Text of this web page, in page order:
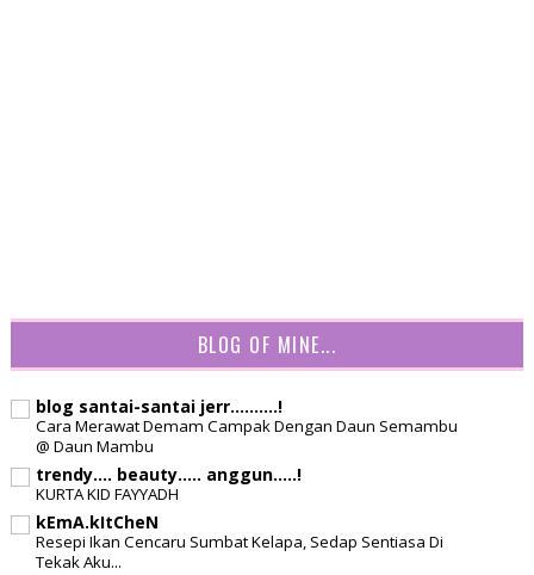
BLOG OF MINE...
blog santai-santai jerr..........!
Cara Merawat Demam Campak Dengan Daun Semambu
@ Daun Mambu
trendy.... beauty..... anggun.....!
KURTA KID FAYYADH
kEmA.kItCheN
Resepi Ikan Cencaru Sumbat Kelapa, Sedap Sentiasa Di
Tekak Aku...